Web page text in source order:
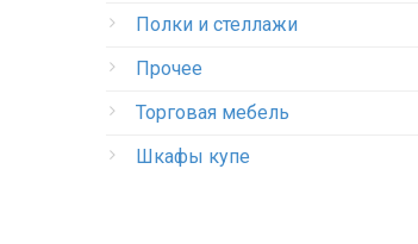
Полки и стеллажи
Прочее
Торговая мебель
Шкафы купе